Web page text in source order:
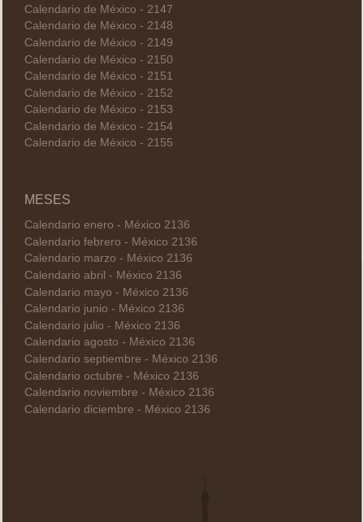
Calendario de México - 2147
Calendario de México - 2148
Calendario de México - 2149
Calendario de México - 2150
Calendario de México - 2151
Calendario de México - 2152
Calendario de México - 2153
Calendario de México - 2154
Calendario de México - 2155
MESES
Calendario enero - México 2136
Calendario febrero - México 2136
Calendario marzo - México 2136
Calendario abril - México 2136
Calendario mayo - México 2136
Calendario junio - México 2136
Calendario julio - México 2136
Calendario agosto - México 2136
Calendario septiembre - México 2136
Calendario octubre - México 2136
Calendario noviembre - México 2136
Calendario diciembre - México 2136